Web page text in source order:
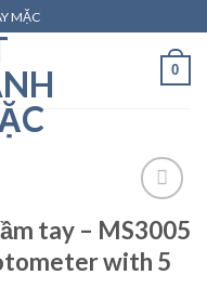
MẶC
0
Add to
wishlist
tay – MS3005
with 5